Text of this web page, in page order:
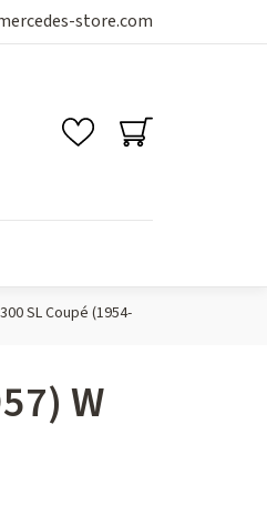
store.com
NÁKUPNÍ
KOŠÍK
300 SL Coupé (1954-
W